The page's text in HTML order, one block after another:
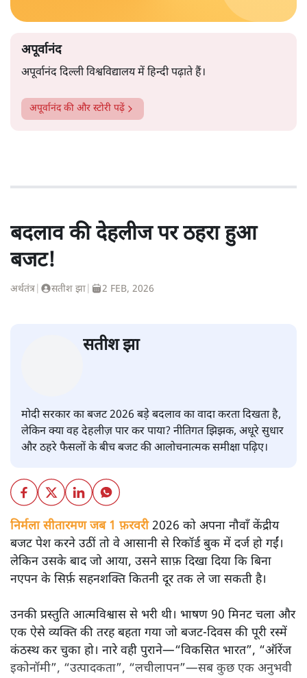
अपूर्वानंद
अपूर्वानंद दिल्ली विश्वविद्यालय में हिन्दी पढ़ाते हैं।
अपूर्वानंदकी और स्टोरी पढ़ें
बदलाव की देहलीज पर ठहरा हुआ
बजट!
अर्थतंत्र सतीश झा 2 FEB, 2026
सतीश झा
मोदी सरकार का बजट 2026 बड़े बदलाव का वादा करता दिखता है,
लेकिन क्या वह देहलीज़ पार कर पाया? नीतिगत झिझक, अधूरे सुधार
और ठहरे फैसलों के बीच बजट की आलोचनात्मक समीक्षा पढ़िए।
निर्मला सीतारमण जब 1 फ़रवरी2026 को अपना नौवाँ केंद्रीय